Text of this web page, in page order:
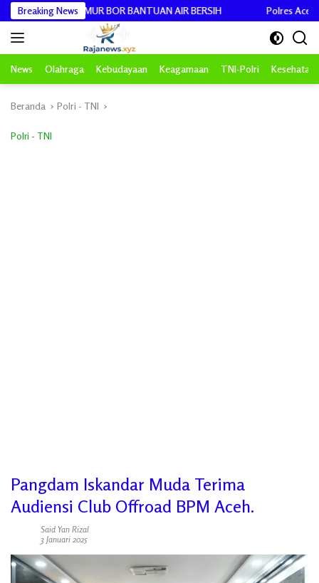
Langsung
ke
konten
Breaking News
30 SUMUR BOR BANTUAN AIR BERSIH Polres Aceh Tamiang
News Olahraga Kebudayaan Keagamaan TNI-Polri Kesehatan
Beranda Polri - TNI
Polri - TNI
Pangdam Iskandar Muda Terima
Audiensi Club Offroad BPM Aceh.
Said Yan Rizal
3 Januari 2025